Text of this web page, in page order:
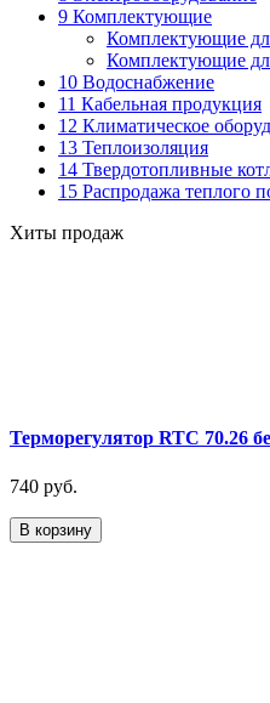
9 Комплектующие
Комплектующие
Комплектующие
10 Водоснабжение
11 Кабельная продукция
12 Климатическое
13 Теплоизоляция
14 Твердотопливные
15 Распродажа теплого
Хиты продаж
Терморегулятор RTC 70.26
740 руб.
В корзину